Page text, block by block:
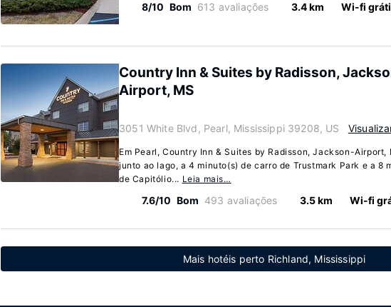
8/10 Bom 613 avaliações 3.4 km Wi-fi
Country Inn & Suites by Radisson,
Airport, MS
3051 White Blvd, Pearl, Mississippi 39208, US
Em Pearl, Country Inn & Suites by Radisson, Jackson-Airport,
junto ao lago, a 4 minuto(s) de carro de Trustmark Park e a 8
de Capitólio... Leia mais…
7.6/10 Bom 493 avaliações 3.5 km Wi-fi
Mais hotéis perto Richland, Mississippi